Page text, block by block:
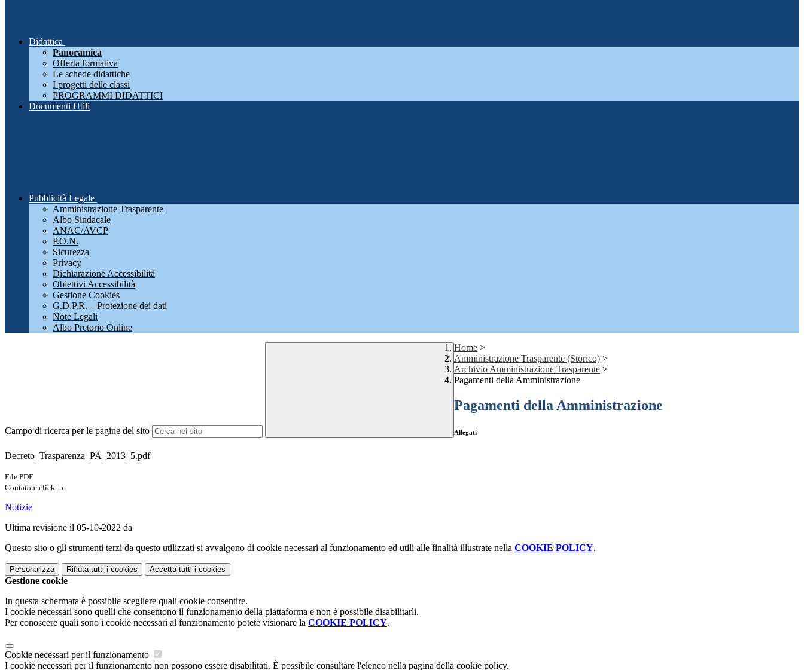
Didattica
Panoramica
Offerta formativa
Le schede didattiche
I progetti delle classi
PROGRAMMI DIDATTICI
Documenti Utili
Pubblicità Legale
Amministrazione Trasparente
Albo Sindacale
ANAC/AVCP
P.O.N.
Sicurezza
Privacy
Dichiarazione Accessibilità
Obiettivi Accessibilità
Gestione Cookies
G.D.P.R. – Protezione dei dati
Note Legali
Albo Pretorio Online
Campo di ricerca per le pagine del sito
Home >
Amministrazione Trasparente (Storico) >
Archivio Amministrazione Trasparente >
Pagamenti della Amministrazione
Pagamenti della Amministrazione
Allegati
Decreto_Trasparenza_PA_2013_5.pdf
File PDF
Contatore click: 5
Notizie
Ultima revisione il 05-10-2022 da
Questo sito o gli strumenti terzi da questo utilizzati si avvalgono di cookie necessari al funzionamento ed utili alle finalità illustrate nella COOKIE POLICY.
Personalizza Rifiuta tutti i cookies Accetta tutti i cookies
Gestione cookie
In questa schermata è possibile scegliere quali cookie consentire.
I cookie necessari sono quelli che consentono il funzionamento della piattaforma e non è possibile disabilitarli.
Per conoscere quali sono i cookie necessari al funzionamento potete visionare la COOKIE POLICY.
Cookie necessari per il funzionamento
I cookie necessari per il funzionamento non possono essere disabilitati. È possibile consultare l'elenco nella pagina della cookie policy.